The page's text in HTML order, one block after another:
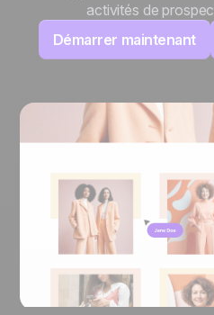
activités de
Démarrer maintenant